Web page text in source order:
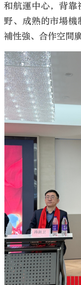
和航運中心，背靠
野、成熟的市場機
補性強、合作空間廣